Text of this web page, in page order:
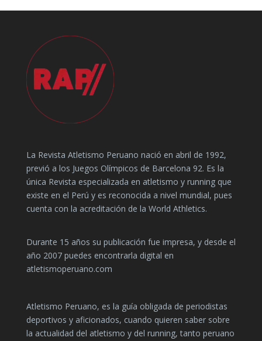
La Revista Atletismo Peruano nació en abril de 1992,
previó a los Juegos Olímpicos de Barcelona 92. Es la
única Revista especializada en atletismo y running que
existe en el Perú y es reconocida a nivel mundial, pues
cuenta con la acreditación de la World Athletics.
Durante 15 años su publicación fue impresa, y desde el
año 2007 puedes encontrarla digital en
atletismoperuano.com
Atletismo Peruano, es la guía obligada de periodistas
deportivos y aficionados, cuando quieren saber sobre
la actualidad del atletismo y del running, tanto peruano